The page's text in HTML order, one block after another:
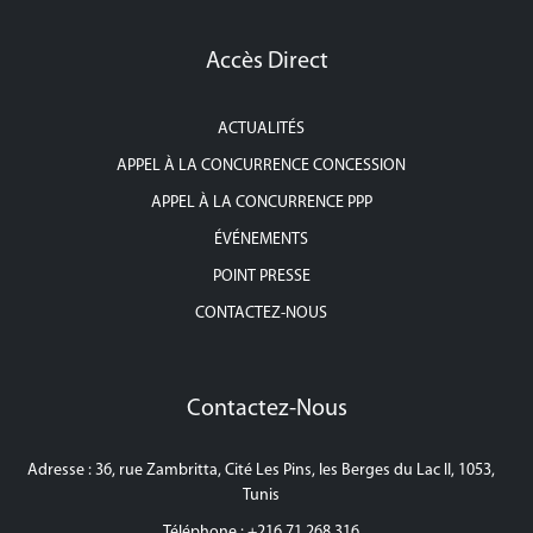
Accès Direct
ACTUALITÉS
APPEL À LA CONCURRENCE CONCESSION
APPEL À LA CONCURRENCE PPP
ÉVÉNEMENTS
POINT PRESSE
CONTACTEZ-NOUS
Contactez-Nous
Adresse : 36, rue Zambritta, Cité Les Pins, les Berges du Lac II, 1053,
Tunis